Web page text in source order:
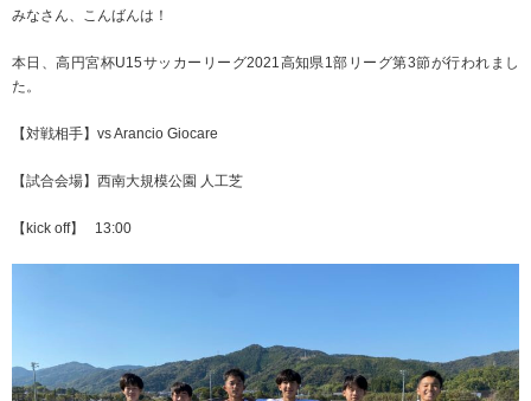
みなさん、こんばんは！
本日、高円宮杯U15サッカーリーグ2021高知県1部リーグ第3節が行われまし
た。
【対戦相手】vs Arancio Giocare
【試合会場】西南大規模公園 人工芝
【kick off】 13:00